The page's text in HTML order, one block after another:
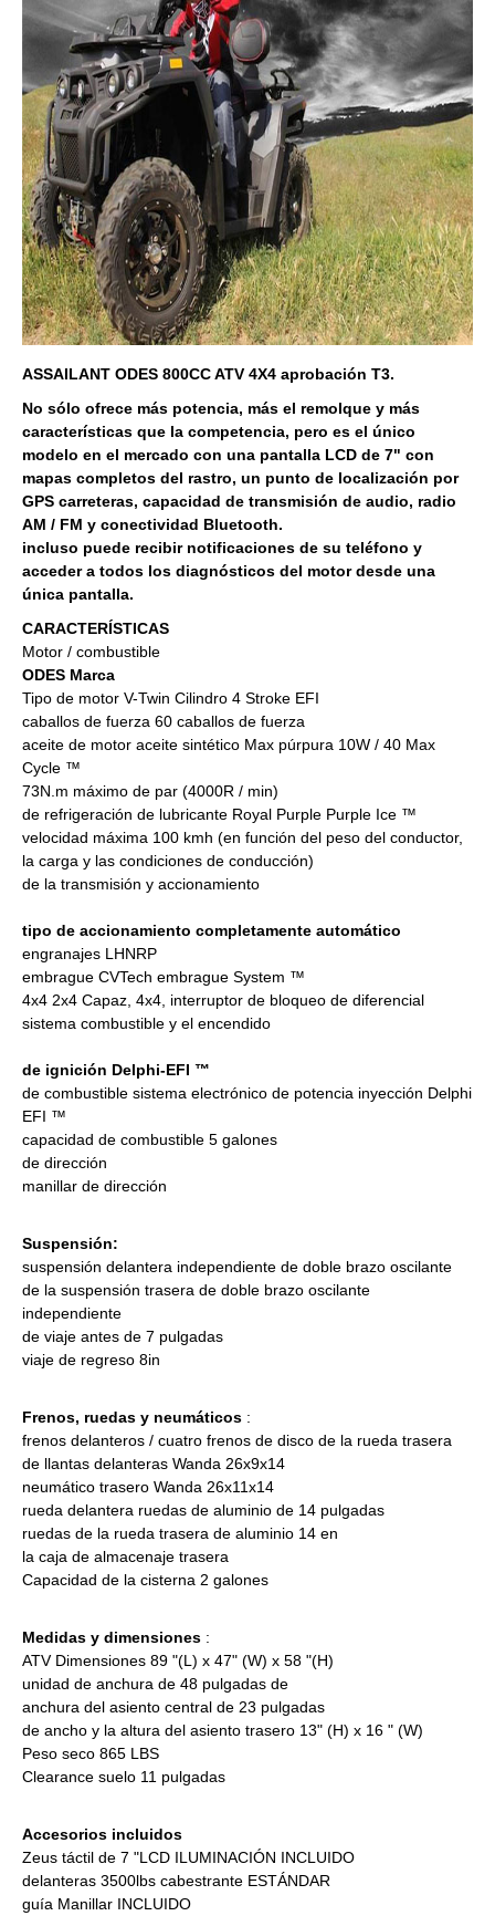
ASSAILANT ODES 800CC ATV 4X4 aprobación T3.
No sólo ofrece más potencia, más el remolque y más
características que la competencia, pero es el único
modelo en el mercado con una pantalla LCD de 7" con
mapas completos del rastro, un punto de localización por
GPS carreteras, capacidad de transmisión de audio, radio
AM / FM y conectividad Bluetooth.
incluso puede recibir notificaciones de su teléfono y
acceder a todos los diagnósticos del motor desde una
única pantalla.
CARACTERÍSTICAS
Motor / combustible
ODES Marca
Tipo de motor V-Twin Cilindro 4 Stroke EFI
caballos de fuerza 60 caballos de fuerza
aceite de motor aceite sintético Max púrpura 10W / 40 Max
Cycle ™
73N.m máximo de par (4000R / min)
de refrigeración de lubricante Royal Purple Purple Ice ™
velocidad máxima 100 kmh (en función del peso del conductor,
la carga y las condiciones de conducción)
de la transmisión y accionamiento
tipo de accionamiento completamente automático
engranajes LHNRP
embrague CVTech embrague System ™
4x4 2x4 Capaz, 4x4, interruptor de bloqueo de diferencial
sistema combustible y el encendido
de ignición Delphi-EFI ™
de combustible sistema electrónico de potencia inyección Delphi
EFI ™
capacidad de combustible 5 galones
de dirección
manillar de dirección
Suspensión:
suspensión delantera independiente de doble brazo oscilante
de la suspensión trasera de doble brazo oscilante
independiente
de viaje antes de 7 pulgadas
viaje de regreso 8in
Frenos, ruedas y neumáticos :
frenos delanteros / cuatro frenos de disco de la rueda trasera
de llantas delanteras Wanda 26x9x14
neumático trasero Wanda 26x11x14
rueda delantera ruedas de aluminio de 14 pulgadas
ruedas de la rueda trasera de aluminio 14 en
la caja de almacenaje trasera
Capacidad de la cisterna 2 galones
Medidas y dimensiones :
ATV Dimensiones 89 "(L) x 47" (W) x 58 "(H)
unidad de anchura de 48 pulgadas de
anchura del asiento central de 23 pulgadas
de ancho y la altura del asiento trasero 13" (H) x 16 " (W)
Peso seco 865 LBS
Clearance suelo 11 pulgadas
Accesorios incluidos
Zeus táctil de 7 "LCD ILUMINACIÓN INCLUIDO
delanteras 3500lbs cabestrante ESTÁNDAR
guía Manillar INCLUIDO